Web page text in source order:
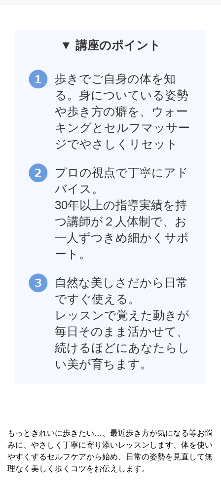
▼ 講座のポイント
歩きでご自身の体を知
る。身についている姿勢
や歩き方の癖を、ウォー
キングとセルフマッサー
ジでやさしくリセット
プロの視点で丁寧にアド
バイス。
30年以上の指導実績を持
つ講師が２人体制で、お
一人ずつきめ細かくサポ
ート。
自然な美しさだから日常
ですぐ使える。
レッスンで覚えた動きが
毎日そのまま活かせて、
続けるほどにあなたらし
い美が育ちます。
もっときれいに歩きたい…、最近歩き方が気になる等お悩
みに、やさしく丁寧に寄り添いレッスンします、体を使い
やすくするセルフケアから始め、日常の姿勢を見直して無
理なく美しく歩くコツをお伝えします。